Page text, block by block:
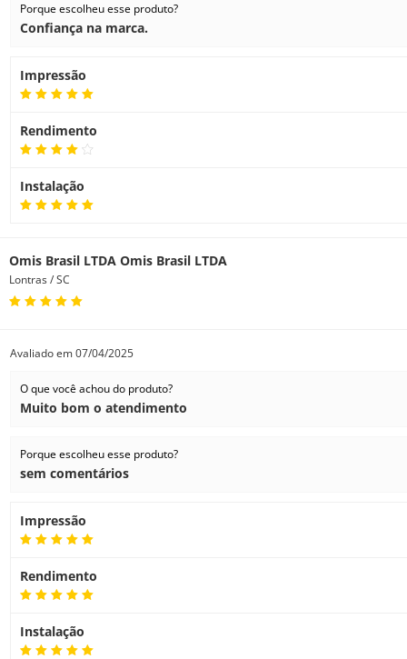
Especificações:
Velocidade de impressão
Tecnologia
Tipos de tinta
Gota de tinta
Cabeças de impressão
Bocais da cabeça de impressão
Largura mínima de linha
Densidade óptica máxima
Manuseio
Roll size (Tamanho do rolo)
Tamanho da folha
Espessura
Aplicativos
Memória
Disco rígido
Porque escolheu esse produto?
Confiança na marca.
Impressão
Rendimento
Instalação
Omis Brasil LTDA Omis Brasil LTDA
Lontras / SC
Avaliado em07/04/2025
O que você achou do produto?
Muito bom o atendimento
Porque escolheu esse produto?
sem comentários
Impressão
Rendimento
Instalação